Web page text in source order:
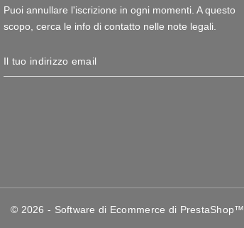
Puoi annullare l'iscrizione in ogni momenti. A questo
scopo, cerca le info di contatto nelle note legali.
© 2026 - Software di Ecommerce di PrestaShop™